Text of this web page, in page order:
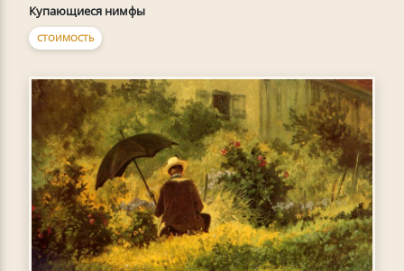
Купающиеся нимфы
СТОИМОСТЬ